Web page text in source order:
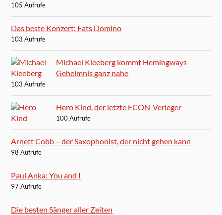
105 Aufrufe
Das beste Konzert: Fats Domino
103 Aufrufe
Michael Kleeberg kommt Hemingways
Geheimnis ganz nahe
103 Aufrufe
Hero Kind, der letzte ECON-Verleger
100 Aufrufe
Arnett Cobb – der Saxophonist, der nicht gehen kann
98 Aufrufe
Paul Anka: You and I
97 Aufrufe
Die besten Sänger aller Zeiten